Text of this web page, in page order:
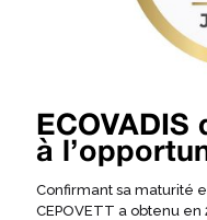
ECOVADIS
à
Confirmant sa maturité
CEPOVETT a obtenu en